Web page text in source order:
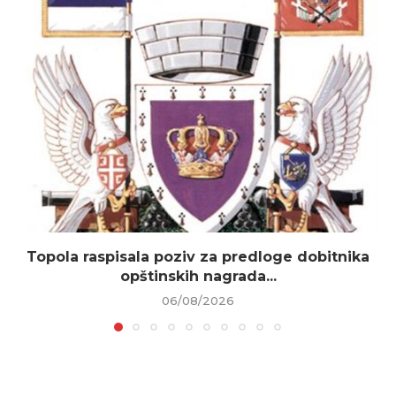
Topola raspisala poziv za predloge dobitnika
opštinskih nagrada...
06/08/2026